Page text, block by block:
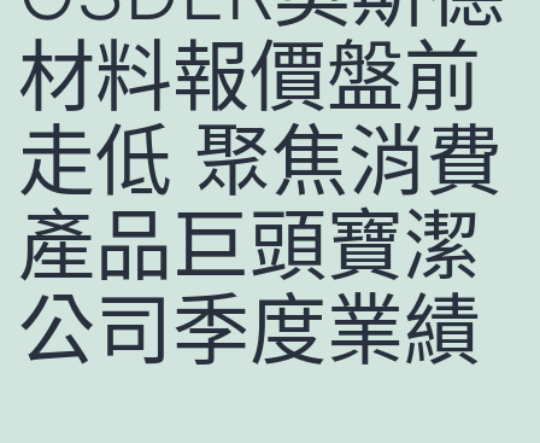
材料報價盤前
走低 聚焦消費
產品巨頭寶潔
公司季度業績